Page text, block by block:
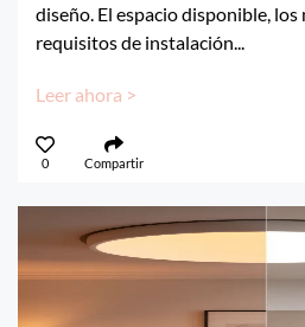
diseño. El espacio disponible, los
requisitos de instalación...
Leer ahora >
0 Compartir